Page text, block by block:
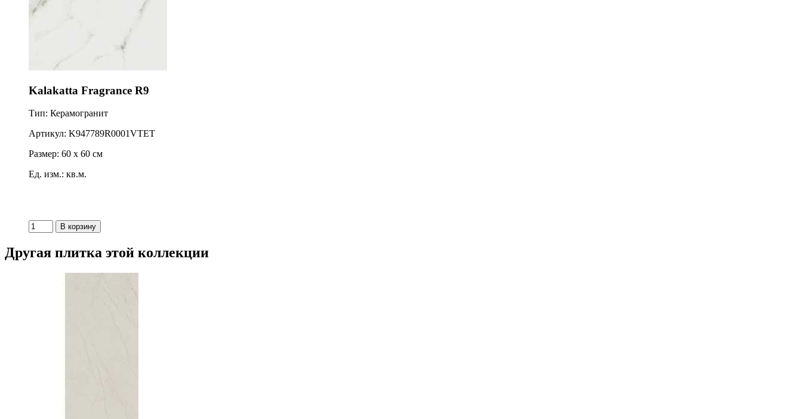
Kalakatta Fragrance R9
Тип: Керамогранит
Артикул: K947789R0001VTET
Размер: 60 x 60 см
Ед. изм.: кв.м.
Другая плитка этой коллекции